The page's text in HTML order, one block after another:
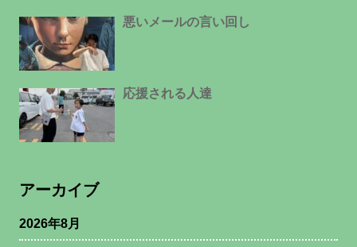
悪いメールの言い回し
応援される人達
アーカイブ
2026年8月